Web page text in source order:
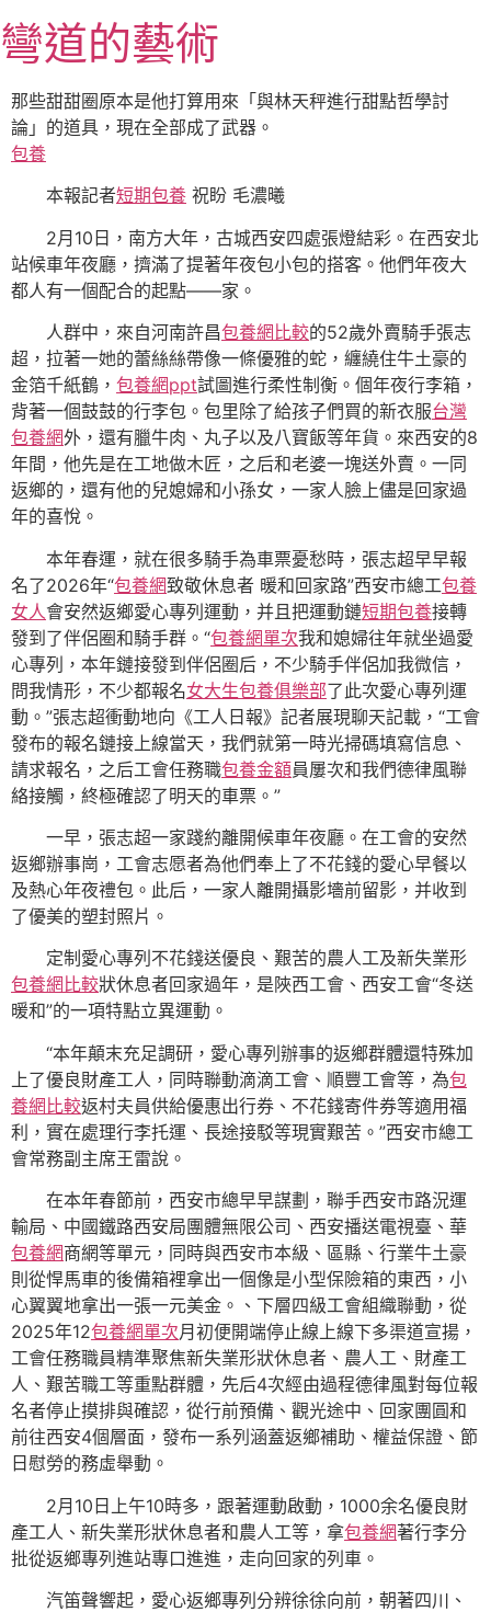
至
主
要
內
容
彎道的藝術
那些甜甜圈原本是他打算用來「與林天秤進行甜點哲學討
論」的道具，現在全部成了武器。
包養
本報記者短期包養 祝盼 毛濃曦
2月10日，南方大年，古城西安四處張燈結彩。在西安北
站候車年夜廳，擠滿了提著年夜包小包的搭客。他們年夜大
都人有一個配合的起點——家。
人群中，來自河南許昌包養網比較的52歲外賣騎手張志
超，拉著一她的蕾絲絲帶像一條優雅的蛇，纏繞住牛土豪的
金箔千紙鶴， 包養網ppt試圖進行柔性制衡。個年夜行李箱，
背著一個鼓鼓的行李包。包里除了給孩子們買的新衣服台灣
包養網外，還有臘牛肉、丸子以及八寶飯等年貨。來西安的8
年間，他先是在工地做木匠，之后和老婆一塊送外賣。一同
返鄉的，還有他的兒媳婦和小孫女，一家人臉上儘是回家過
年的喜悅。
本年春運，就在很多騎手為車票憂愁時，張志超早早報
名了2026年“包養網致敬休息者 暖和回家路”西安市總工包養
女人會安然返鄉愛心專列運動，并且把運動鏈短期包養接轉
發到了伴侶圈和騎手群。“包養網單次我和媳婦往年就坐過愛
心專列，本年鏈接發到伴侶圈后，不少騎手伴侶加我微信，
問我情形，不少都報名女大生包養俱樂部了此次愛心專列運
動。”張志超衝動地向《工人日報》記者展現聊天記載，“工會
發布的報名鏈接上線當天，我們就第一時光掃碼填寫信息、
請求報名，之后工會任務職包養金額員屢次和我們德律風聯
絡接觸，終極確認了明天的車票。”
一早，張志超一家踐約離開候車年夜廳。在工會的安然
返鄉辦事崗，工會志愿者為他們奉上了不花錢的愛心早餐以
及熱心年夜禮包。此后，一家人離開攝影墻前留影，并收到
了優美的塑封照片。
定制愛心專列不花錢送優良、艱苦的農人工及新失業形
包養網比較狀休息者回家過年，是陜西工會、西安工會“冬送
暖和”的一項特點立異運動。
“本年顛末充足調研，愛心專列辦事的返鄉群體還特殊加
上了優良財產工人，同時聯動滴滴工會、順豐工會等，為包
養網比較返村夫員供給優惠出行券、不花錢寄件券等適用福
利，實在處理行李托運、長途接駁等現實艱苦。”西安市總工
會常務副主席王雷說。
在本年春節前，西安市總早早謀劃，聯手西安市路況運
輸局、中國鐵路西安局團體無限公司、西安播送電視臺、華
包養網商網等單元，同時與西安市本級、區縣、行業牛土豪
則從悍馬車的後備箱裡拿出一個像是小型保險箱的東西，小
心翼翼地拿出一張一元美金。、下層四級工會組織聯動，從
2025年12包養網單次月初便開端停止線上線下多渠道宣揚，
工會任務職員精準聚焦新失業形狀休息者、農人工、財產工
人、艱苦職工等重點群體，先后4次經由過程德律風對每位報
名者停止摸排與確認，從行前預備、觀光途中、回家團圓和
前往西安4個層面，發布一系列涵蓋返鄉補助、權益保證、節
日慰勞的務虛舉動。
2月10日上午10時多，跟著運動啟動，1000余名優良財
產工人、新失業形狀休息者和農人工等，拿包養網著行李分
批從返鄉專列進站專口進進，走向回家的列車。
汽笛聲響起，愛心返鄉專列分辨徐徐向前，朝著四川、